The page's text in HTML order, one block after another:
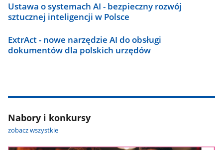
Ustawa o systemach AI - bezpieczny rozwój
sztucznej inteligencji w Polsce
ExtrAct - nowe narzędzie AI do obsługi
dokumentów dla polskich urzędów
Nabory i konkursy
zobacz wszystkie